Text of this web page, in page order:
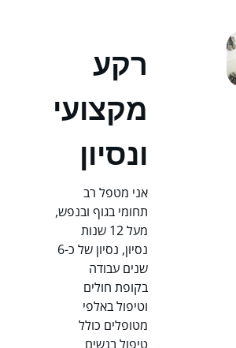
רקע
מקצועי
ונסיון
אני מטפל רב
תחומי בגוף ובנפש,
מעל 12 שנות
נסיון, נסיון של כ-6
שנים עבודה
בקופת חולים
וטיפול באלפי
מטופלים כולל
טיפול בנשים